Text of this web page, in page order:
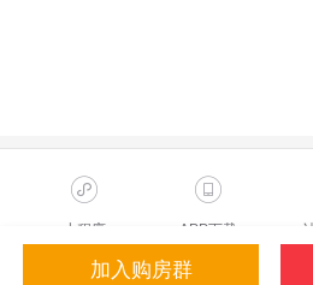
加入购房群
小程序 APP下载